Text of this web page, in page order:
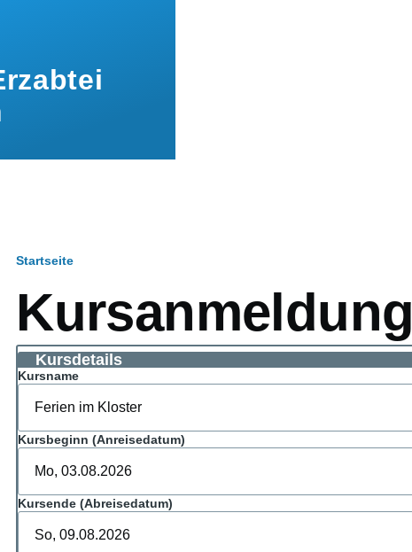
Startseite
Kursanmeldung
Kursdetails
Kursname
Kursbeginn (Anreisedatum)
Kursende (Abreisedatum)